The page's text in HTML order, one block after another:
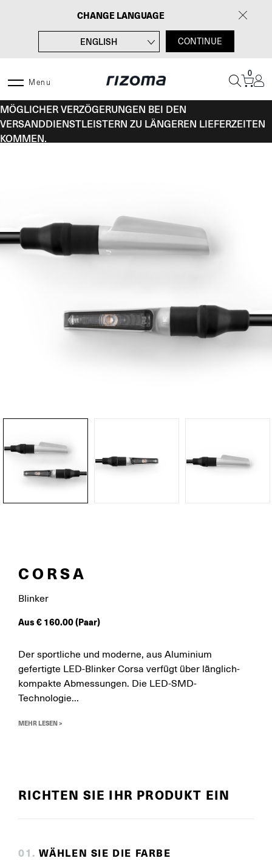
CHANGE LANGUAGE
ENGLISH
ITALIANO
ESPAÑOL
CONTINUE
Menu
0
MÖGLICHER VERZÖGERUNGEN BEI DEN
VERSANDDIENSTLEISTERN ZU LÄNGEREN LIEFERZEITEN
KOMMEN.
CORSA
Blinker
Aus€ 160.00(Paar)
Der sportliche und moderne, aus Aluminium
gefertigte LED-Blinker Corsa verfügt über länglich-
kompakte Abmessungen. Die LED-SMD-
Technologie...
MEHR LESEN >
RICHTEN SIE IHR PRODUKT EIN
01 . WÄHLEN SIE DIE FARBE